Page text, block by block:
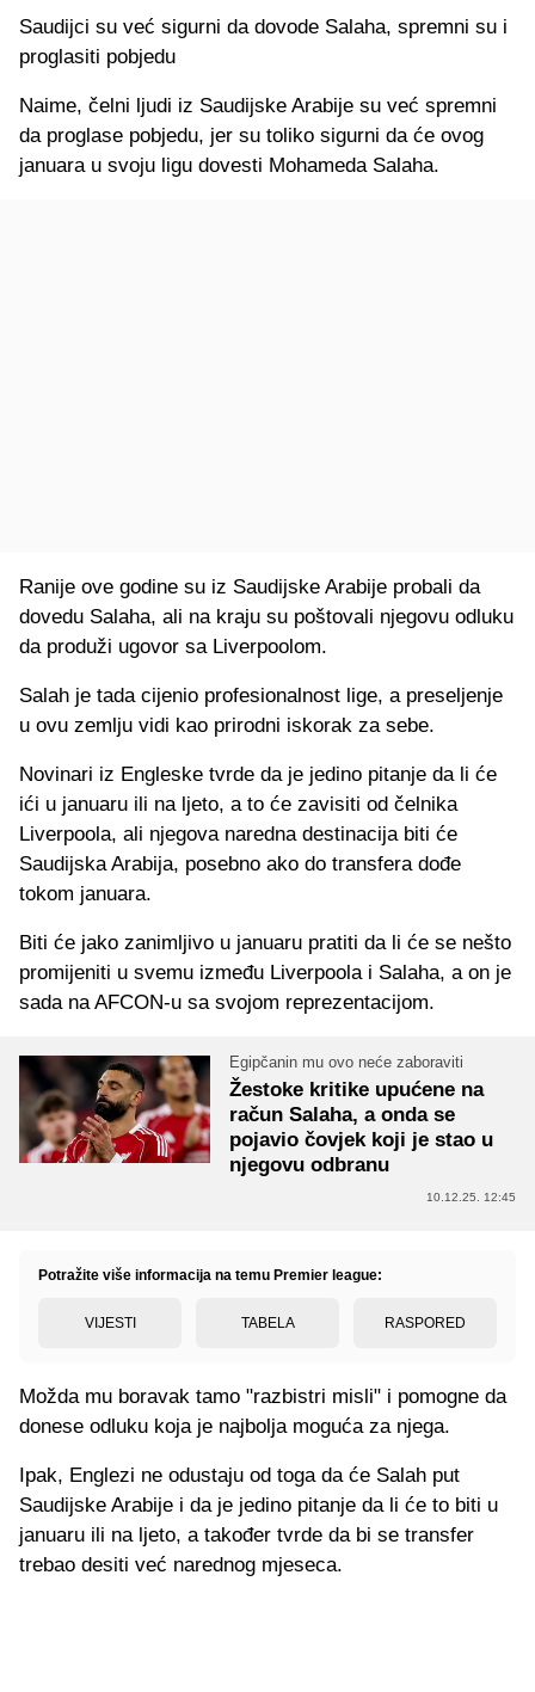
Saudijci su već sigurni da dovode Salaha, spremni su i
proglasiti pobjedu
Naime, čelni ljudi iz Saudijske Arabije su već spremni
da proglase pobjedu, jer su toliko sigurni da će ovog
januara u svoju ligu dovesti Mohameda Salaha.
Ranije ove godine su iz Saudijske Arabije probali da
dovedu Salaha, ali na kraju su poštovali njegovu odluku
da produži ugovor sa Liverpoolom.
Salah je tada cijenio profesionalnost lige, a preseljenje
u ovu zemlju vidi kao prirodni iskorak za sebe.
Novinari iz Engleske tvrde da je jedino pitanje da li će
ići u januaru ili na ljeto, a to će zavisiti od čelnika
Liverpoola, ali njegova naredna destinacija biti će
Saudijska Arabija, posebno ako do transfera dođe
tokom januara.
Biti će jako zanimljivo u januaru pratiti da li će se nešto
promijeniti u svemu između Liverpoola i Salaha, a on je
sada na AFCON-u sa svojom reprezentacijom.
Egipčanin mu ovo neće zaboraviti
Žestoke kritike upućene na
račun Salaha, a onda se
pojavio čovjek koji je stao u
njegovu odbranu
10.12.25. 12:45
Potražite više informacija na temu Premier league:
VIJESTI TABELA RASPORED
Možda mu boravak tamo "razbistri misli" i pomogne da
donese odluku koja je najbolja moguća za njega.
Ipak, Englezi ne odustaju od toga da će Salah put
Saudijske Arabije i da je jedino pitanje da li će to biti u
januaru ili na ljeto, a također tvrde da bi se transfer
trebao desiti već narednog mjeseca.